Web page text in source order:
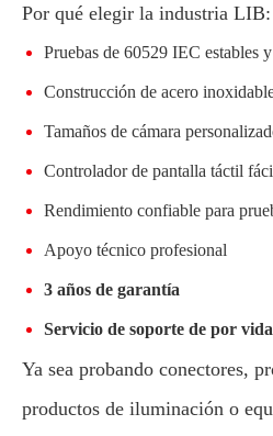
Por qué elegir la industria LIB:
Pruebas de 60529 IEC estables
Construcción de acero
Tamaños de cámara
Controlador de pantalla táctil
Rendimiento confiable para
Apoyo técnico profesional
3 años de garantía
Servicio de soporte de por vida
Ya sea probando conectores,
productos de iluminación o